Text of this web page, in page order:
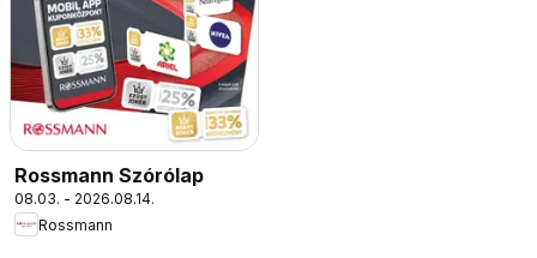
Rossmann Szórólap
08.03. - 2026.08.14.
Rossmann